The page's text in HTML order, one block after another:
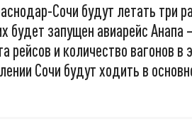
Сочи будут летать три
будет запущен авиарейс
рейсов и количество вагонов в
Сочи будут ходить в